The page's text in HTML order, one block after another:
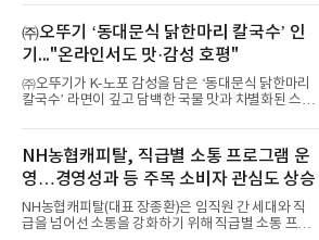
수력원자력, 한국석
떼는 6년 만에 선보이는 8세대 완전변경 모델로, ▲정
교한 선과 면을 중심으로 완성한 파격적인 디자인 ▲
과거 중형 세단 수준으로 확대된 차체 제원 ▲글로벌
최고 수준의 안전성 ▲성능과 효율을 동시에 높인 주
행 완성도 ▲첨단 편의 및 디지털 사양 적용 등을 통해
글로벌 준중형 세단의 새로운 기준을 세웠다.아반떼
는 가솔린 2.0과 1.6 하이브리드 두 가지 파워트레인
넘
㈜오뚜기 ‘동대문식 닭한마리 칼국수’ 인
기..."온라인서도 맛·감성 호평"
㈜오뚜기가 K-노포 감성을 담은 ‘동대문식 닭한마리
칼국수’ 라면이 깊고 담백한 국물 맛과 차별화된 스토
혔다.‘동대문식 닭한마리 칼국수’는 예상을 뛰어넘는
소비자 호응에 힘입어 지난 7월 13일 첫 선을 보인 지
단 18일 만에 누적 판매량 50만 개를 돌파하는 성과를
거두었다.이번 신제품은 개발진이 전국의 닭한마리
전문점을 직접 찾아 다니며 최적의 육수 비율을 완성
했다. 자극적이지 않으면서도 깊은 닭육수에 마늘의
개운한 풍미를 더했으며, 국물이 잘 배어들면서도 쫄
NH농협캐피탈, 직급별 소통 프로그램 운
영…경영성과 등 주목 소비자 관심도 상승
NH농협캐피탈(대표 장종환)은 임직원 간 세대와 직
급을 넘어선 소통을 강화하기 위해 직급별 소통 프로